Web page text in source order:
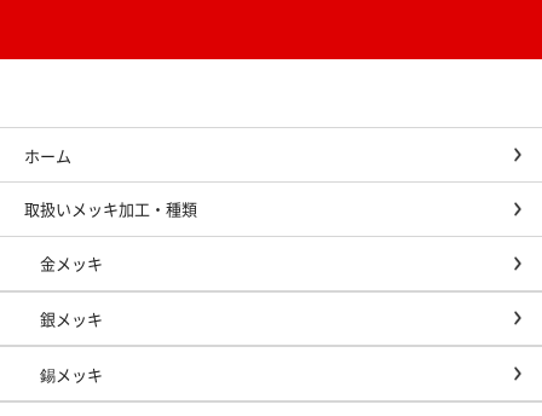
ホーム
取扱いメッキ加工・種類
金メッキ
銀メッキ
錫メッキ